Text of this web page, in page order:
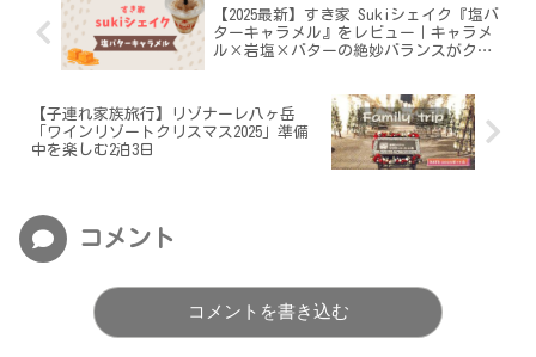
【2025最新】すき家 Sukiシェイク『塩バ
ターキャラメル』をレビュー｜キャラメ
ル×岩塩×バターの絶妙バランスがクセ
【子連れ家族旅行】リゾナーレ八ヶ岳
「ワインリゾートクリスマス2025」準備
中を楽しむ2泊3日
コメント
コメントを書き込む